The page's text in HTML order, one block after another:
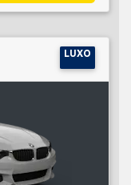
LUXO